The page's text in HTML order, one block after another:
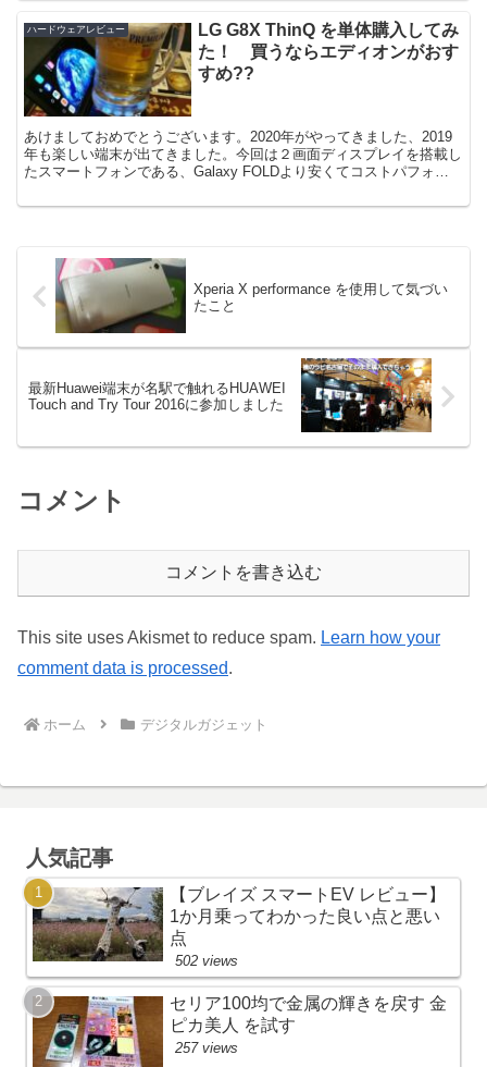
ハードウェアレビュー
LG G8X ThinQ を単体購入してみ
た！ 買うならエディオンがおす
すめ??
あけましておめでとうございます。2020年がやってきました、2019
年も楽しい端末が出てきました。今回は２画面ディスプレイを搭載し
たスマートフォンである、Galaxy FOLDより安くてコストパフォマ
Xperia X performance を使用して気づい
たこと
最新Huawei端末が名駅で触れるHUAWEI
Touch and Try Tour 2016に参加しました
コメント
コメントを書き込む
This site uses Akismet to reduce spam. Learn how your
comment data is processed.
ホーム デジタルガジェット
人気記事
【ブレイズ スマートEV レビュー】
1か月乗ってわかった良い点と悪い
点
502 views
セリア100均で金属の輝きを戻す 金
ピカ美人 を試す
257 views